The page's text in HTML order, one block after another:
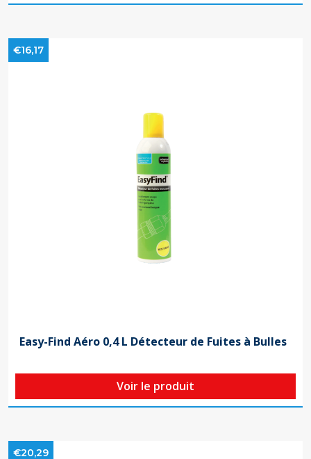
€16,17
Easy-Find Aéro 0,4 L Détecteur de Fuites à Bulles
Voir le produit
€20,29